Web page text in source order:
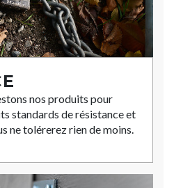
nos produits pour
standards de résistance et
ne tolérerez rien de moins.